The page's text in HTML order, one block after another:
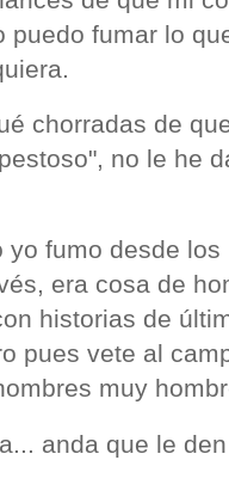
puedo fumar lo
chorradas de
no le he
yo fumo desde
era cosa de
historias de
pues vete al
muy
anda que le